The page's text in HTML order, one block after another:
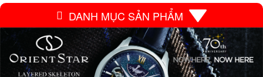
DANH MỤC SẢN PHẨM